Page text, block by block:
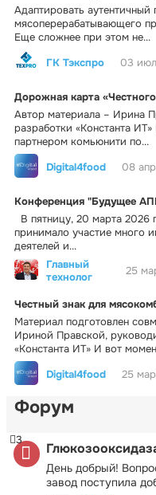
Адаптировать
мясоперерабатывающего
Еще сложнее при этом не...
ГК Тэкспро
03
Дорожная карта
Автор материала – Ирина
разработки «Константа
партнером комьюнити по...
Digital4food
08
Конференция "Будущее
В пятницу, 20 марта
принимало участие много
деятелей и...
Главный
технолог
25
Честный знак для
Материал подготовлен
Ириной Правской,
«Константа ИТ» И вот
Digital4food
25
Форум
День добрый!
завод поступила
3